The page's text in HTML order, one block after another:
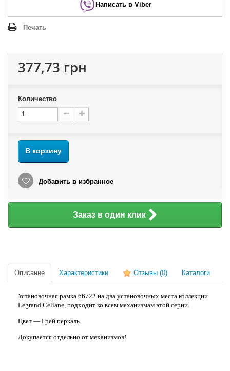
Написать в Viber
Печать
377,73 грн
Количество
В корзину
Добавить в избранное
Заказ в один клик
Описание Характеристики Отзывы (0) Каталоги
Установочная рамка 66722 на два установочных места коллекции
Legrand Celiane, подходит ко всем механизмам этой серии.
Цвет — Грей перкаль.
Докупается отдельно от механизмов!